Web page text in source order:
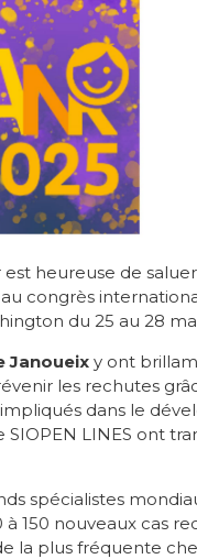
est heureuse de
congrès
du 25 au 28
Janoueix y ont
les rechutes
dans le
LINES ont
spécialistes
150 nouveaux cas
plus fréquente